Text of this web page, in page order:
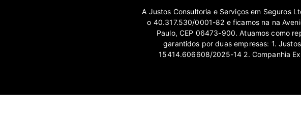
A Justos Consultoria e Serviços em Seguros
o 40.317.530/0001-82 e ficamos na na
Paulo, CEP 06473-900. Atuamos como
garantidos por duas empresas: 1.
15414.606608/2025-14 2. Companhia